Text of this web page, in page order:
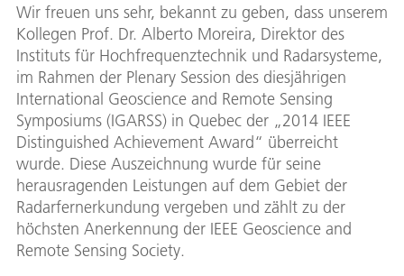
Wir freuen uns sehr, bekannt zu geben, dass unserem
Kollegen Prof. Dr. Alberto Moreira, Direktor des
Instituts für Hochfrequenztechnik und Radarsysteme,
im Rahmen der Plenary Session des diesjährigen
International Geoscience and Remote Sensing
Symposiums (IGARSS) in Quebec der „2014 IEEE
Distinguished Achievement Award“ überreicht
wurde. Diese Auszeichnung wurde für seine
herausragenden Leistungen auf dem Gebiet der
Radarfernerkundung vergeben und zählt zu der
höchsten Anerkennung der IEEE Geoscience and
Remote Sensing Society.